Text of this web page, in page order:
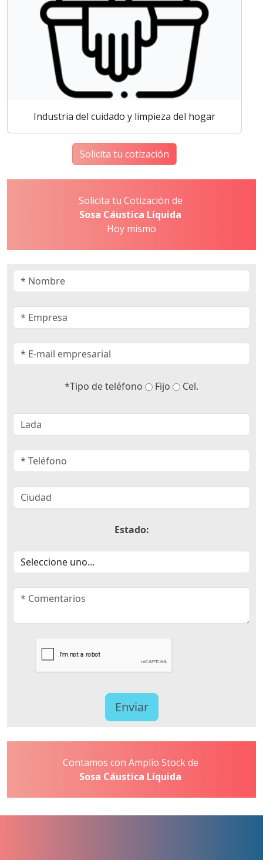
Industria del cuidado y limpieza del hogar
Solicita tu cotización
Solicita tu Cotización de
Sosa Cáustica Líquida
Hoy mismo
*Tipo de teléfono Fijo Cel.
Estado:
Contamos con Amplio Stock de
Sosa Cáustica Líquida